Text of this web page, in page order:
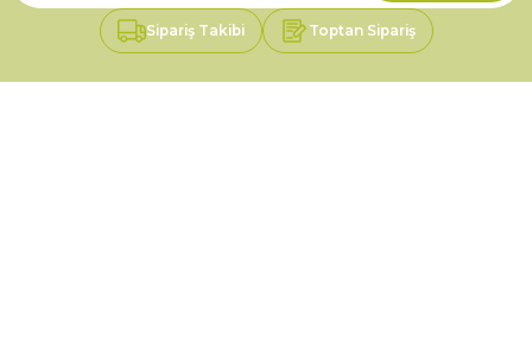
Sipariş Takibi Toptan Sipariş